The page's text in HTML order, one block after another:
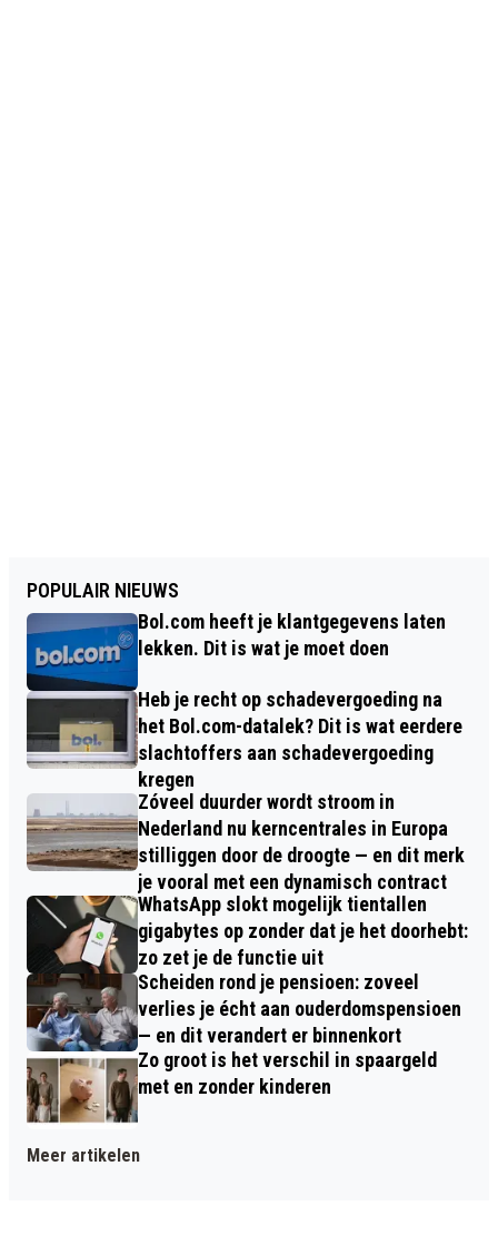
POPULAIR NIEUWS
Bol.com heeft je klantgegevens laten
lekken. Dit is wat je moet doen
Heb je recht op schadevergoeding na
het Bol.com-datalek? Dit is wat eerdere
slachtoffers aan schadevergoeding
kregen
Zóveel duurder wordt stroom in
Nederland nu kerncentrales in Europa
stilliggen door de droogte — en dit merk
je vooral met een dynamisch contract
WhatsApp slokt mogelijk tientallen
gigabytes op zonder dat je het doorhebt:
zo zet je de functie uit
Scheiden rond je pensioen: zoveel
verlies je écht aan ouderdomspensioen
— en dit verandert er binnenkort
Zo groot is het verschil in spaargeld
met en zonder kinderen
Meer artikelen